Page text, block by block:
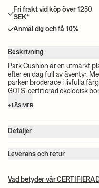
Fri frakt vid köp över 1250
SEK*
Anmäl dig och få 10%
Beskrivning
Park Cushion är en utmärkt
efter en dag full av äventyr.
parken broderade i livfulla
GOTS-certifierad ekologisk
+ LÄS MER
Detaljer
Färg: Sugar Kelp
Material: 100% GOTS-
Fyllning av fjäder och dun.
Leverans och retur
produkter. Det exakta priset
beräknas vid kassan. För
Vad betyder vår